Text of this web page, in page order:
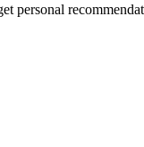
personal